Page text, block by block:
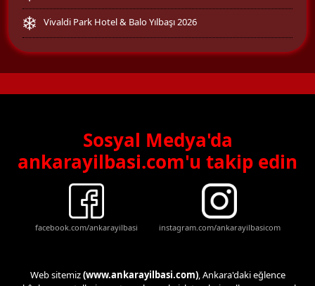
Vivaldi Park Hotel & Balo Yılbaşı 2026
Sosyal Medya'da
ankarayilbasi.com'u takip edin
facebook.com/ankarayilbasi instagram.com/ankarayilbasicom
Web sitemiz(www.ankarayilbasi.com), Ankara'daki eğlence